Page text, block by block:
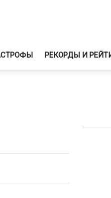
РЕКОРДЫ И